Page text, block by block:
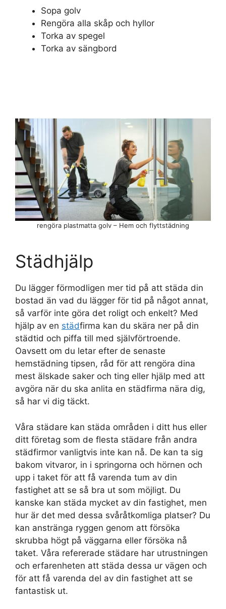
Sopa golv
Rengöra alla skåp och hyllor
Torka av spegel
Torka av sängbord
Städhjälp
Du lägger förmodligen mer tid på att städa din
bostad än vad du lägger för tid på något annat,
så varför inte göra det roligt och enkelt? Med
hjälp av en städfirma kan du skära ner på din
städtid och piffa till med självförtroende.
Oavsett om du letar efter de senaste
hemstädning tipsen, råd för att rengöra dina
mest älskade saker och ting eller hjälp med att
avgöra när du ska anlita en städfirma nära dig,
så har vi dig täckt.
Våra städare kan städa områden i ditt hus eller
ditt företag som de flesta städare från andra
städfirmor vanligtvis inte kan nå. De kan ta sig
bakom vitvaror, in i springorna och hörnen och
upp i taket för att få varenda tum av din
fastighet att se så bra ut som möjligt. Du
kanske kan städa mycket av din fastighet, men
hur är det med dessa svåråtkomliga platser? Du
kan anstränga ryggen genom att försöka
skrubba högt på väggarna eller försöka nå
taket. Våra refererade städare har utrustningen
och erfarenheten att städa dessa ur vägen och
för att få varenda del av din fastighet att se
fantastisk ut.
rengöra plastmatta golv – Hem och flyttstädning